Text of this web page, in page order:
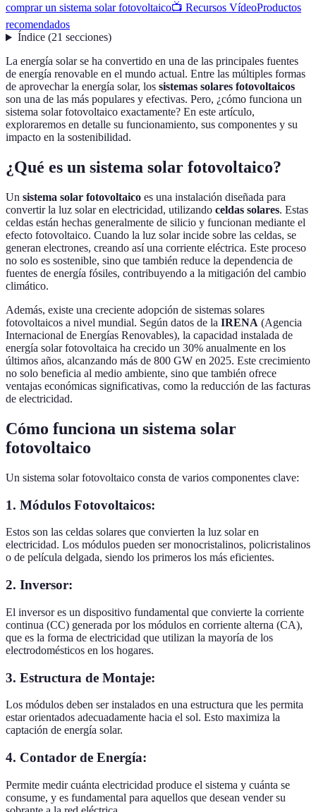
comprar un sistema solar fotovoltaico📺 Recursos VídeoProductos
recomendados
Índice(21 secciones)
La energía solar se ha convertido en una de las principales fuentes
de energía renovable en el mundo actual. Entre las múltiples formas
de aprovechar la energía solar, los sistemas solares fotovoltaicos
son una de las más populares y efectivas. Pero, ¿cómo funciona un
sistema solar fotovoltaico exactamente? En este artículo,
exploraremos en detalle su funcionamiento, sus componentes y su
impacto en la sostenibilidad.
¿Qué es un sistema solar fotovoltaico?
Un sistema solar fotovoltaico es una instalación diseñada para
convertir la luz solar en electricidad, utilizando celdas solares. Estas
celdas están hechas generalmente de silicio y funcionan mediante el
efecto fotovoltaico. Cuando la luz solar incide sobre las celdas, se
generan electrones, creando así una corriente eléctrica. Este proceso
no solo es sostenible, sino que también reduce la dependencia de
fuentes de energía fósiles, contribuyendo a la mitigación del cambio
climático.
Además, existe una creciente adopción de sistemas solares
fotovoltaicos a nivel mundial. Según datos de la IRENA (Agencia
Internacional de Energías Renovables), la capacidad instalada de
energía solar fotovoltaica ha crecido un 30% anualmente en los
últimos años, alcanzando más de 800 GW en 2025. Este crecimiento
no solo beneficia al medio ambiente, sino que también ofrece
ventajas económicas significativas, como la reducción de las facturas
de electricidad.
Cómo funciona un sistema solar
fotovoltaico
Un sistema solar fotovoltaico consta de varios componentes clave:
1. Módulos Fotovoltaicos:
Estos son las celdas solares que convierten la luz solar en
electricidad. Los módulos pueden ser monocristalinos, policristalinos
o de película delgada, siendo los primeros los más eficientes.
2. Inversor:
El inversor es un dispositivo fundamental que convierte la corriente
continua (CC) generada por los módulos en corriente alterna (CA),
que es la forma de electricidad que utilizan la mayoría de los
electrodomésticos en los hogares.
3. Estructura de Montaje:
Los módulos deben ser instalados en una estructura que les permita
estar orientados adecuadamente hacia el sol. Esto maximiza la
captación de energía solar.
4. Contador de Energía:
Permite medir cuánta electricidad produce el sistema y cuánta se
consume, y es fundamental para aquellos que desean vender su